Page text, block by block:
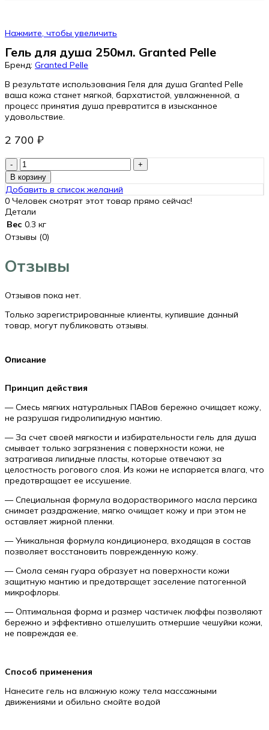
Нажмите, чтобы увеличить
Гель для душа 250мл. Granted Pelle
Бренд: Granted Pelle
В результате использования Геля для душа Granted Pelle
ваша кожа станет мягкой, бархатистой, увлажненной, а
процесс принятия душа превратится в изысканное
удовольствие.
2 700 ₽
Количество
товара
Гель
для
душа
250мл.
Granted
Pelle
В корзину
Добавить в список желаний
0 Человек смотрят этот товар прямо сейчас!
Детали
Вес 0.3 кг
Отзывы (0)
Отзывы
Отзывов пока нет.
Только зарегистрированные клиенты, купившие данный
товар, могут публиковать отзывы.
Описание
Принцип действия
— Смесь мягких натуральных ПАВов бережно очищает кожу,
не разрушая гидролипидную мантию.
— За счет своей мягкости и избирательности гель для душа
смывает только загрязнения с поверхности кожи, не
затрагивая липидные пласты, которые отвечают за
целостность рогового слоя. Из кожи не испаряется влага, что
предотвращает ее иссушение.
— Специальная формула водорастворимого масла персика
снимает раздражение, мягко очищает кожу и при этом не
оставляет жирной пленки.
— Уникальная формула кондиционера, входящая в состав
позволяет восстановить поврежденную кожу.
— Смола семян гуара образует на поверхности кожи
защитную мантию и предотвращет заселение патогенной
микрофлоры.
— Оптимальная форма и размер частичек люффы позволяют
бережно и эффективно отшелушить отмершие чешуйки кожи,
не повреждая ее.
Способ применения
Нанесите гель на влажную кожу тела массажными
движениями и обильно смойте водой